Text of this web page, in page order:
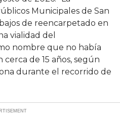
Municipales de San
de reencarpetado en
vialidad del
nombre que no había
de 15 años, según
durante el recorrido de